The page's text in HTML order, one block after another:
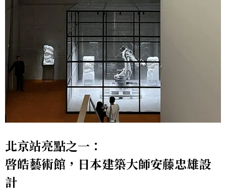
北京站亮點之一：
啓皓藝術館，日本建築大師安藤忠雄設
計